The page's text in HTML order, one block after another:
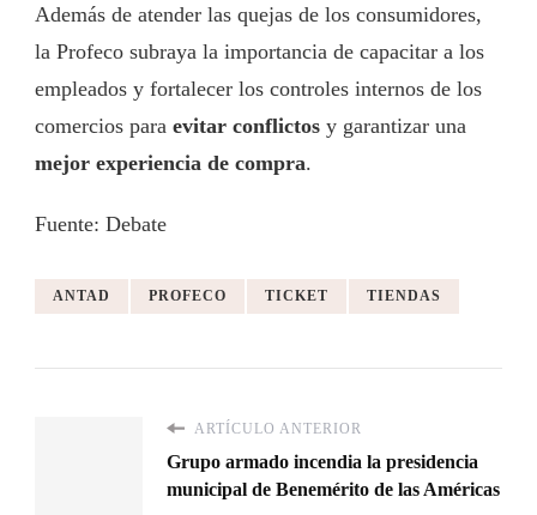
Además de atender las quejas de los consumidores,
la Profeco subraya la importancia de capacitar a los
empleados y fortalecer los controles internos de los
comercios para evitar conflictos y garantizar una
mejor experiencia de compra.
Fuente: Debate
ANTAD PROFECO TICKET TIENDAS
ARTÍCULO ANTERIOR
Grupo armado incendia la presidencia
municipal de Benemérito de las Américas